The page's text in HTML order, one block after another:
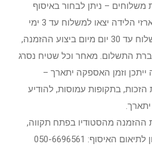
משלוחים – ניתן לבחור באיסוף
עצמי או שליח עד הבית. מארזי הלידה יצאו למשלוח עד 3 ימי
עבודה. השטיחים יצאו למשלוח עד 30 יום מיום ביצוע ההזמנה,
התשלום. מאחר וכל שטיח נסרג
וזמן האספקה יתארך –
בתקופות עמוסות, להודיע
ההזמנה מהסטודיו בפתח תקווה,
050-6696561